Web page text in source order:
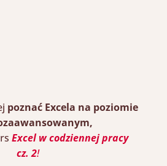
poznać Excela na poziomie
Excel w codziennej pracy
cz. 2!